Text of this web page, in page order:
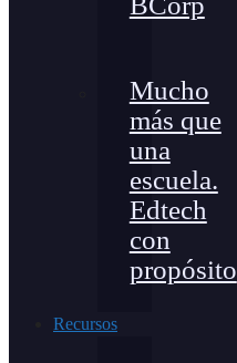
Mucho
más que
una
escuela.
Edtech
con
propósito
Recursos